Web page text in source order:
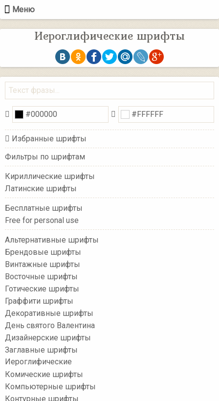
Меню
Иероглифические шрифты
Избранные шрифты
Фильтры по шрифтам
Кириллические шрифты
Латинские шрифты
Бесплатные шрифты
Free for personal use
Альтернативные шрифты
Брендовые шрифты
Винтажные шрифты
Восточные шрифты
Готические шрифты
Граффити шрифты
Декоративные шрифты
День святого Валентина
Дизайнерские шрифты
Заглавные шрифты
Иероглифические
Комические шрифты
Компьютерные шрифты
Контурные шрифты